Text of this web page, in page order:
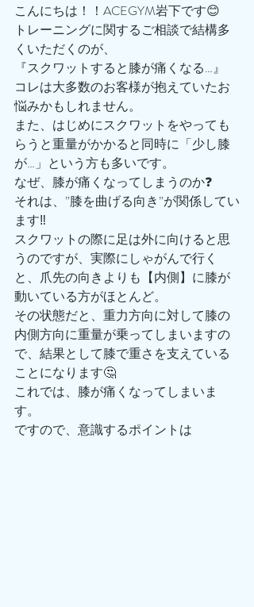
こんにちは！！ACEGYM岩下です😊
トレーニングに関するご相談で結構多
くいただくのが、
『スクワットすると膝が痛くなる…』
コレは大多数のお客様が抱えていたお
悩みかもしれません。
また、はじめにスクワットをやっても
らうと重量がかかると同時に「少し膝
が…」という方も多いです。
なぜ、膝が痛くなってしまうのか❓
それは、”膝を曲げる向き”が関係してい
ます‼️
スクワットの際に足は外に向けると思
うのですが、実際にしゃがんで行く
と、爪先の向きよりも【内側】に膝が
動いている方がほとんど。
その状態だと、重力方向に対して膝の
内側方向に重量が乗ってしまいますの
で、結果として膝で重さを支えている
ことになります🤔
これでは、膝が痛くなってしまいま
す。
ですので、意識するポイントは